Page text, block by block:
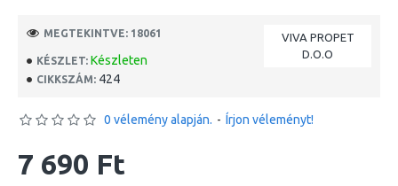
KÉSZLET: Készleten
CIKKSZÁM: 424
VIVA PROPET
D.O.O
MEGTEKINTVE: 18061
0 vélemény alapján. - Írjon véleményt!
7 690 Ft